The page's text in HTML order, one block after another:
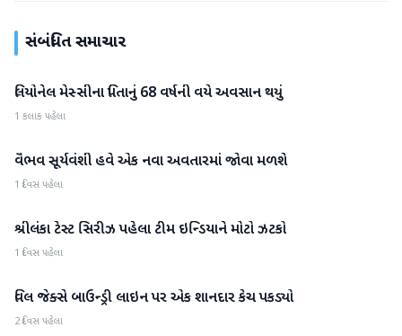
સંબંધિત સમાચાર
રમતગમત
લિયોનેલ મેસ્સીના પિતાનું 68 વર્ષની વયે અવસાન થયું
1 કલાક પહેલા
રમતગમત
વૈભવ સૂર્યવંશી હવે એક નવા અવતારમાં જોવા મળશે
1 દિવસ પહેલા
રમતગમત
શ્રીલંકા ટેસ્ટ સિરીઝ પહેલા ટીમ ઇન્ડિયાને મોટો ઝટકો
1 દિવસ પહેલા
રમતગમત
વિલ જેક્સે બાઉન્ડ્રી લાઇન પર એક શાનદાર કેચ પકડ્યો
2 દિવસ પહેલા